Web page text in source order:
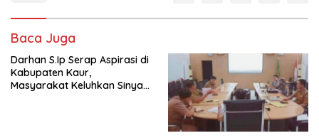
Baca Juga
Darhan S.Ip Serap Aspirasi di
Kabupaten Kaur,
Masyarakat Keluhkan Sinyal